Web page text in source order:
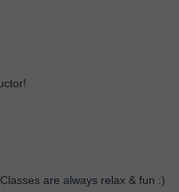
are always relax & fun :)